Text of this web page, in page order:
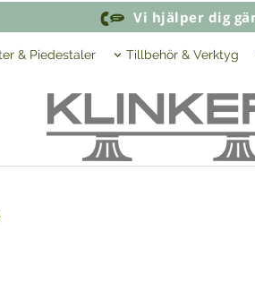
Vi hjälper dig
& Piedestaler Tillbehör & Verktyg